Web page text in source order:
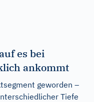
es bei
ankommt
geworden –
Tiefe